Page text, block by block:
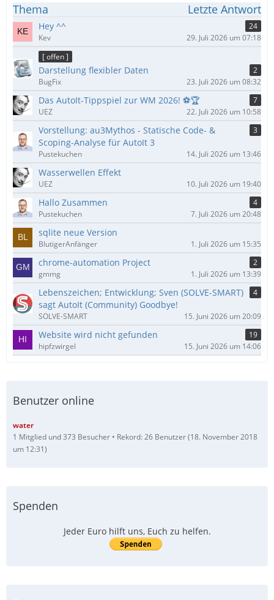
ä
g
e
e
t
r
ä
g
e
Thema Letzte Antwort
Hey ^^
24
Kev
29. Juli 2026 um 07:18
[ offen ]
Darstellung flexibler Daten
2
BugFix
23. Juli 2026 um 08:32
Das AutoIt-Tippspiel zur WM 2026! ⚽🏆
7
UEZ
22. Juli 2026 um 10:58
Vorstellung: au3Mythos - Statische Code- &
Scoping-Analyse für AutoIt 3
3
Pustekuchen 14. Juli 2026 um 13:46
Wasserwellen Effekt
UEZ 10. Juli 2026 um 19:40
Hallo Zusammen
4
Pustekuchen
7. Juli 2026 um 20:48
sqlite neue Version
BlutigerAnfänger 1. Juli 2026 um 15:35
chrome-automation Project
2
gmmg
1. Juli 2026 um 13:39
Lebenszeichen; Entwicklung; Sven (SOLVE-SMART)
sagt AutoIt (Community) Goodbye!
4
SOLVE-SMART 15. Juni 2026 um 20:09
Website wird nicht gefunden
19
hipfzwirgel
15. Juni 2026 um 14:06
Benutzer online
water
1 Mitglied und 373 Besucher
Rekord: 26 Benutzer (18. November 2018
um 12:31)
Spenden
Jeder Euro hilft uns, Euch zu helfen.